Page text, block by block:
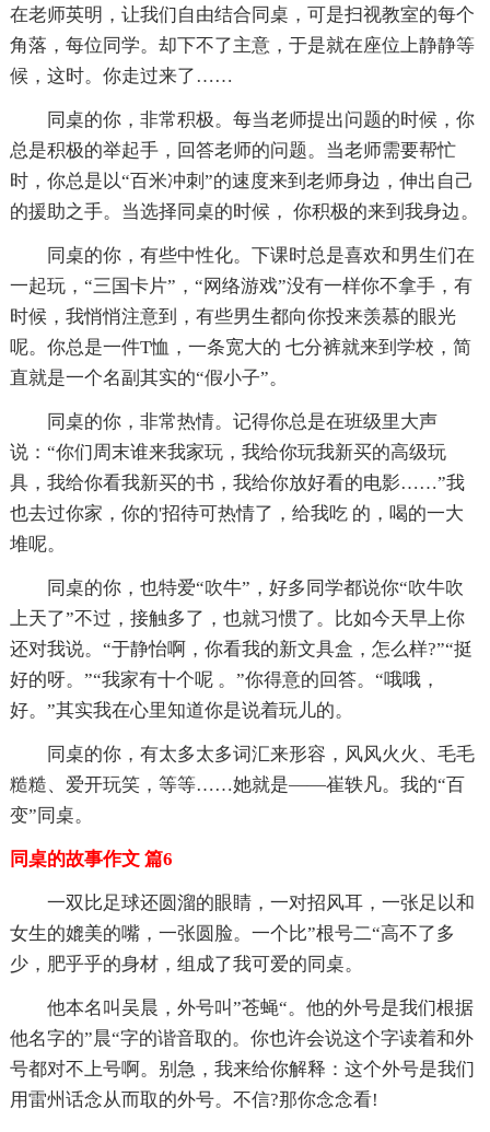
在老师英明，让我们自由结合同桌，可是扫视教室的每个
角落，每位同学。却下不了主意，于是就在座位上静静等
候，这时。你走过来了……
同桌的你，非常积极。每当老师提出问题的时候，你
总是积极的举起手，回答老师的问题。当老师需要帮忙
时，你总是以“百米冲刺”的速度来到老师身边，伸出自己
的援助之手。当选择同桌的时候， 你积极的来到我身边。
同桌的你，有些中性化。下课时总是喜欢和男生们在
一起玩，“三国卡片”，“网络游戏”没有一样你不拿手，有
时候，我悄悄注意到，有些男生都向你投来羡慕的眼光
呢。你总是一件T恤，一条宽大的 七分裤就来到学校，简
直就是一个名副其实的“假小子”。
同桌的你，非常热情。记得你总是在班级里大声
说：“你们周末谁来我家玩，我给你玩我新买的高级玩
具，我给你看我新买的书，我给你放好看的电影……”我
也去过你家，你的'招待可热情了，给我吃 的，喝的一大
堆呢。
同桌的你，也特爱“吹牛”，好多同学都说你“吹牛吹
上天了”不过，接触多了，也就习惯了。比如今天早上你
还对我说。“于静怡啊，你看我的新文具盒，怎么样?”“挺
好的呀。”“我家有十个呢 。”你得意的回答。“哦哦，
好。”其实我在心里知道你是说着玩儿的。
同桌的你，有太多太多词汇来形容，风风火火、毛毛
糙糙、爱开玩笑，等等……她就是——崔轶凡。我的“百
变”同桌。
同桌的故事作文 篇6
一双比足球还圆溜的眼睛，一对招风耳，一张足以和
女生的媲美的嘴，一张圆脸。一个比”根号二“高不了多
少，肥乎乎的身材，组成了我可爱的同桌。
他本名叫吴晨，外号叫”苍蝇“。他的外号是我们根据
他名字的”晨“字的谐音取的。你也许会说这个字读着和外
号都对不上号啊。别急，我来给你解释：这个外号是我们
用雷州话念从而取的外号。不信?那你念念看!